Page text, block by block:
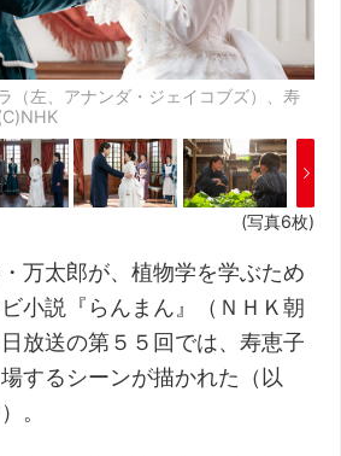
（左、アナンダ・ジェイコブズ）、寿
(写真6枚)
万太郎が、植物学を学ぶため
小説『らんまん』（ＮＨＫ朝
放送の第５５回では、寿恵子
するシーンが描かれた（以
。